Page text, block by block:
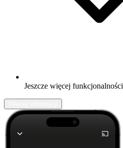
Jeszcze więcej funkcjonalności